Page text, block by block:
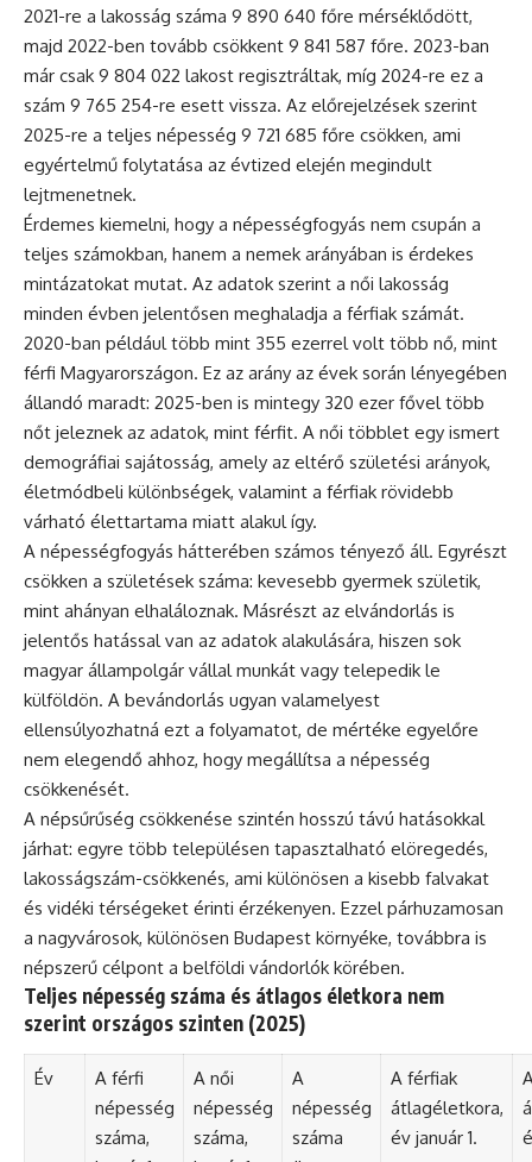
2021-re a lakosság száma 9 890 640 főre mérséklődött,
majd 2022-ben tovább csökkent 9 841 587 főre. 2023-ban
már csak 9 804 022 lakost regisztráltak, míg 2024-re ez a
szám 9 765 254-re esett vissza. Az előrejelzések szerint
2025-re a teljes népesség 9 721 685 főre csökken, ami
egyértelmű folytatása az évtized elején megindult
lejtmenetnek.
Érdemes kiemelni, hogy a népességfogyás nem csupán a
teljes számokban, hanem a nemek arányában is érdekes
mintázatokat mutat. Az adatok szerint a női lakosság
minden évben jelentősen meghaladja a férfiak számát.
2020-ban például több mint 355 ezerrel volt több nő, mint
férfi Magyarországon. Ez az arány az évek során lényegében
állandó maradt: 2025-ben is mintegy 320 ezer fővel több
nőt jeleznek az adatok, mint férfit. A női többlet egy ismert
demográfiai sajátosság, amely az eltérő születési arányok,
életmódbeli különbségek, valamint a férfiak rövidebb
várható élettartama miatt alakul így.
A népességfogyás hátterében számos tényező áll. Egyrészt
csökken a születések száma: kevesebb gyermek születik,
mint ahányan elhaláloznak. Másrészt az elvándorlás is
jelentős hatással van az adatok alakulására, hiszen sok
magyar állampolgár vállal munkát vagy telepedik le
külföldön. A bevándorlás ugyan valamelyest
ellensúlyozhatná ezt a folyamatot, de mértéke egyelőre
nem elegendő ahhoz, hogy megállítsa a népesség
csökkenését.
A népsűrűség csökkenése szintén hosszú távú hatásokkal
járhat: egyre több településen tapasztalható elöregedés,
lakosságszám-csökkenés, ami különösen a kisebb falvakat
és vidéki térségeket érinti érzékenyen. Ezzel párhuzamosan
a nagyvárosok, különösen Budapest környéke, továbbra is
népszerű célpont a belföldi vándorlók körében.
Teljes népesség száma és átlagos életkora nem
szerint országos szinten (2025)
Év
A férfi
népesség
száma,
A női
népesség
száma,
A
népesség
száma
A férfiak
átlagéletkora,
év január 1.